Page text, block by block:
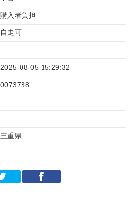
購入者負担
自走可
2025-08-05 15:29:32
0073738
三重県